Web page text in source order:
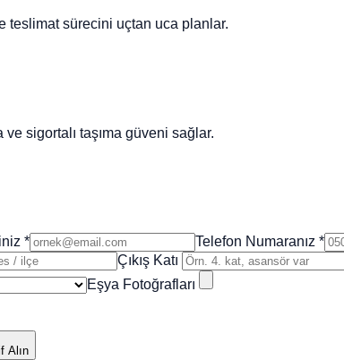
teslimat sürecini uçtan uca planlar.
sigortalı taşıma güveni sağlar.
* Telefon Numaranız *
Çıkış Katı
Eşya Fotoğrafları
Alın